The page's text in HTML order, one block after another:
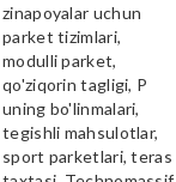
zinapoyalar uchun
parket tizimlari,
modulli parket,
qo'ziqorin tagligi, P
uning bo'linmalari,
tegishli mahsulotlar,
sport parketlari, teras